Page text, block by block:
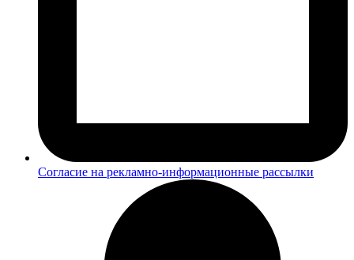
Согласие на рекламно-информационные рассылки